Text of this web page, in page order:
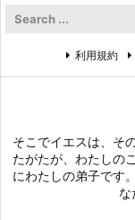
そこでイエスは、そ
たがたが、わたしの
にわたしの弟子です
な
利用規約